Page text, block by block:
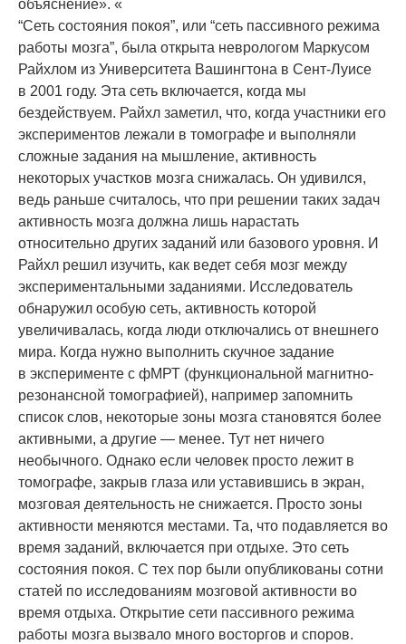
объяснение». «
“Сеть состояния покоя”, или “сеть пассивного режима
работы мозга”, была открыта неврологом Маркусом
Райхлом из Университета Вашингтона в Сент-Луисе
в 2001 году. Эта сеть включается, когда мы
бездействуем. Райхл заметил, что, когда участники его
экспериментов лежали в томографе и выполняли
сложные задания на мышление, активность
некоторых участков мозга снижалась. Он удивился,
ведь раньше считалось, что при решении таких задач
активность мозга должна лишь нарастать
относительно других заданий или базового уровня. И
Райхл решил изучить, как ведет себя мозг между
экспериментальными заданиями. Исследователь
обнаружил особую сеть, активность которой
увеличивалась, когда люди отключались от внешнего
мира. Когда нужно выполнить скучное задание
в эксперименте с фМРТ (функциональной магнитно-
резонансной томографией), например запомнить
список слов, некоторые зоны мозга становятся более
активными, а другие — менее. Тут нет ничего
необычного. Однако если человек просто лежит в
томографе, закрыв глаза или уставившись в экран,
мозговая деятельность не снижается. Просто зоны
активности меняются местами. Та, что подавляется во
время заданий, включается при отдыхе. Это сеть
состояния покоя. С тех пор были опубликованы сотни
статей по исследованиям мозговой активности во
время отдыха. Открытие сети пассивного режима
работы мозга вызвало много восторгов и споров.